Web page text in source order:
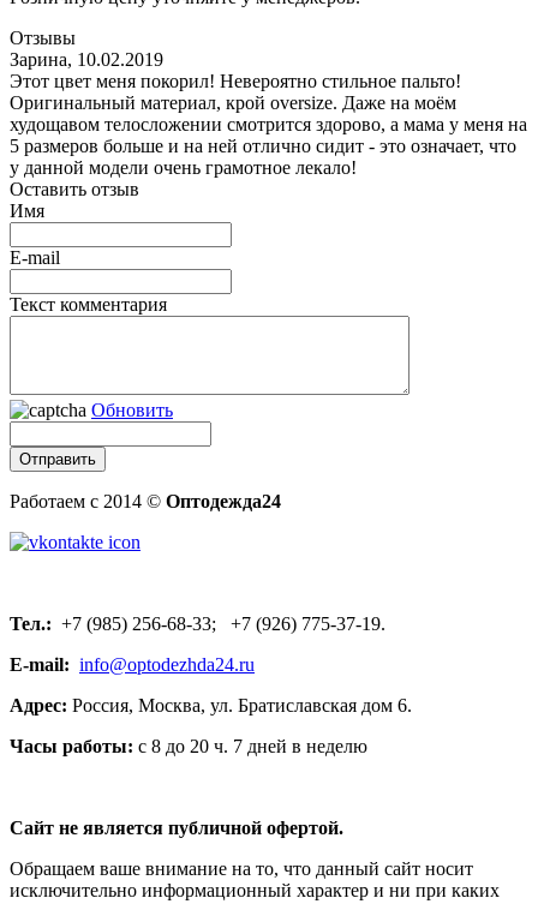
Отзывы
Зарина, 10.02.2019
Этот цвет меня покорил! Невероятно стильное пальто!
Оригинальный материал, крой oversize. Даже на моём
худощавом телосложении смотрится здорово, а мама у меня на
5 размеров больше и на ней отлично сидит - это означает, что
у данной модели очень грамотное лекало!
Оставить отзыв
Имя
E-mail
Текст комментария
Обновить
Работаем с 2014 © Оптодежда24
Тел.: +7 (985) 256-68-33; +7 (926) 775-37-19.
E-mail: info@optodezhda24.ru
Адрес: Россия, Москва, ул. Братиславская дом 6.
Часы работы: с 8 до 20 ч. 7 дней в неделю
Сайт не является публичной офертой.
Обращаем ваше внимание на то, что данный сайт носит
исключительно информационный характер и ни при каких